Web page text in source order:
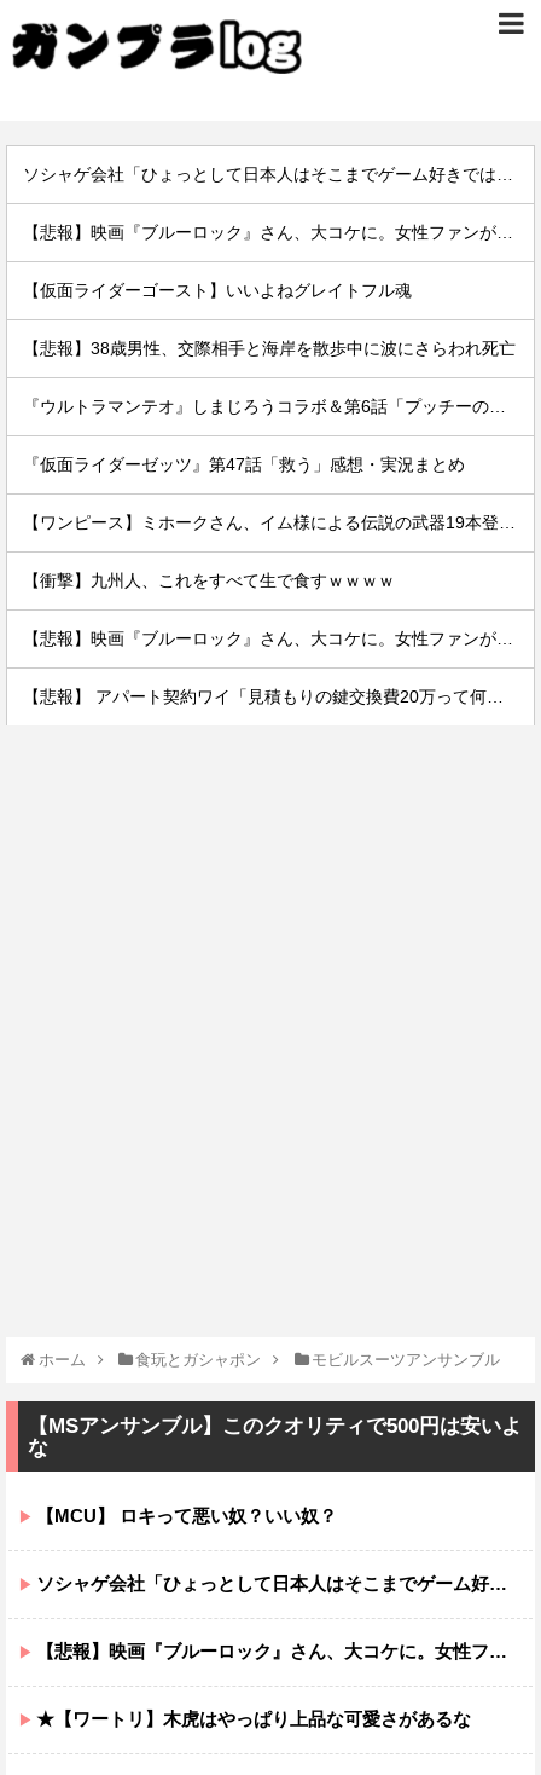
【仮面ライダーゴースト】いいよねグレイトフル魂
【悲報】38歳男性、交際相手と海岸を散歩中に波にさらわれ死亡
『仮面ライダーゼッツ』第47話「救う」感想・実況まとめ
【衝撃】九州人、これをすべて生で食すｗｗｗｗ
ホーム 食玩とガシャポン モビルスーツアンサンブル
【MSアンサンブル】このクオリティで500円は安いよ
な
【MCU】 ロキって悪い奴？いい奴？
ソシャゲ会社「ひょっとして日本人はそこまでゲーム好きではないのでは…？」
【悲報】映画『ブルーロック』さん、大コケに。女性ファンが殺到するんじゃなかったの？
★【ワートリ】木虎はやっぱり上品な可愛さがあるな